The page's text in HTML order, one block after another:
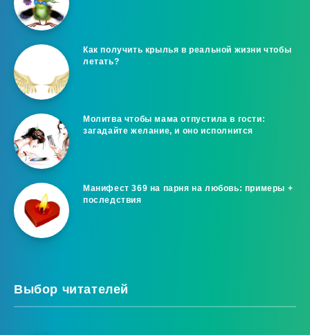
Как получить крылья в реальной жизни чтобы
летать?
Молитва чтобы мама отпустила в гости:
загадайте желание, и оно исполнится
Манифест 369 на парня на любовь: примеры +
последствия
Выбор читателей